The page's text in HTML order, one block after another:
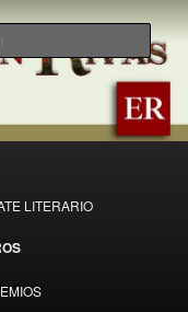
LITERARIO